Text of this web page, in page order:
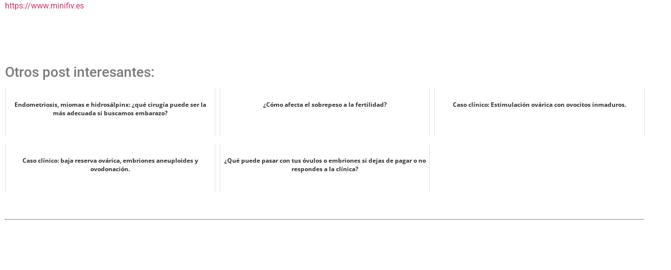
https://www.minifiv.es
Otros post interesantes:
Endometriosis, miomas e hidrosálpinx: ¿qué cirugía puede ser la
más adecuada si buscamos embarazo?
¿Cómo afecta el sobrepeso a la fertilidad? Caso clínico: Estimulación ovárica con ovocitos inmaduros.
Caso clínico: baja reserva ovárica, embriones aneuploides y
ovodonación.
¿Qué puede pasar con tus óvulos o embriones si dejas de pagar o no
respondes a la clínica?